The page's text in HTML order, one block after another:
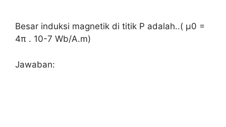
Besar induksi magnetik di titik P adalah..( µ0 =
4π . 10-7 Wb/A.m)
Jawaban: